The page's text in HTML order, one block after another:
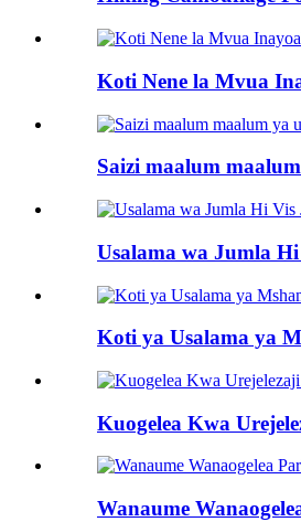
Koti Nene la Mvua
Saizi maalum
Usalama wa Jumla
Koti ya Usalama ya
Kuogelea Kwa
Wanaume